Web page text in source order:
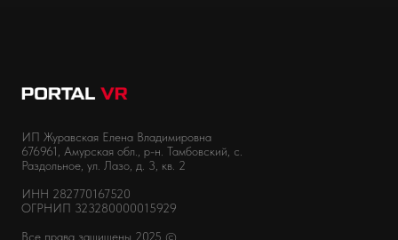
ИП Журавская Елена Владимировна
676961, Амурская обл., р-н. Тамбовский, с.
Раздольное, ул. Лазо, д. 3, кв. 2
ИНН 282770167520
ОГРНИП 323280000015929
Все права защищены 2025 ©